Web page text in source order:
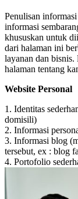
Penulisan
informasi
khususkan untuk
dari halaman ini
layanan dan bisnis.
halaman tentang
Website Personal
1. Identitas
domisili)
2. Informasi
3. Informasi blog
tersebut, ex : blog
4. Portofolio